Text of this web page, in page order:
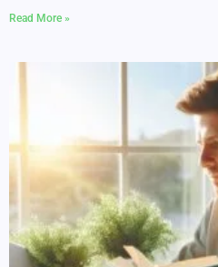
Read More »